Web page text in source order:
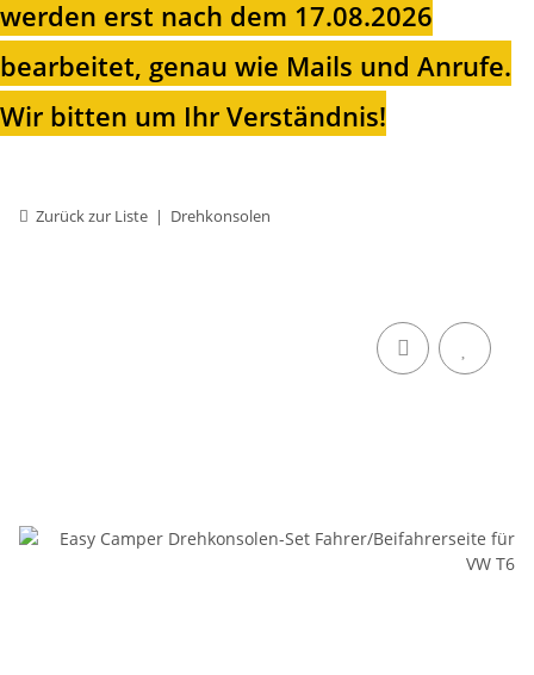
werden erst nach dem 17.08.2026
bearbeitet, genau wie Mails und Anrufe.
Wir bitten um Ihr Verständnis!
Zurück zur Liste Drehkonsolen